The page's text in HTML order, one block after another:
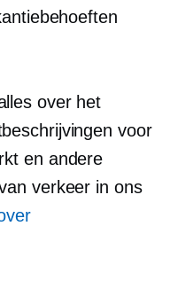
over het
voor
en andere
verkeer in ons